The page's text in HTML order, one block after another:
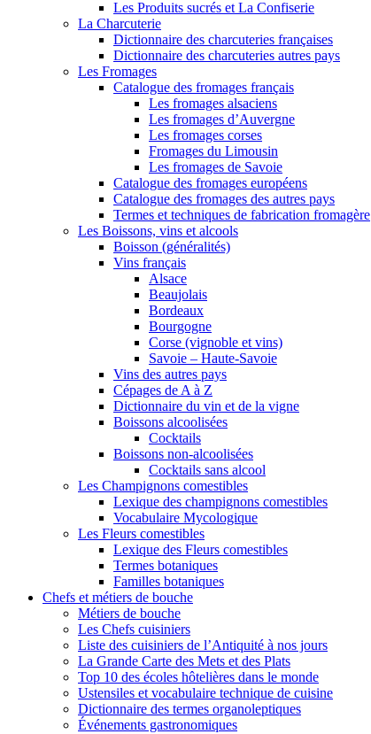
Les Produits sucrés et La Confiserie
La Charcuterie
Dictionnaire des charcuteries françaises
Dictionnaire des charcuteries autres pays
Les Fromages
Catalogue des fromages français
Les fromages alsaciens
Les fromages d’Auvergne
Les fromages corses
Fromages du Limousin
Les fromages de Savoie
Catalogue des fromages européens
Catalogue des fromages des autres pays
Termes et techniques de fabrication fromagère
Les Boissons, vins et alcools
Boisson (généralités)
Vins français
Alsace
Beaujolais
Bordeaux
Bourgogne
Corse (vignoble et vins)
Savoie – Haute-Savoie
Vins des autres pays
Cépages de A à Z
Dictionnaire du vin et de la vigne
Boissons alcoolisées
Cocktails
Boissons non-alcoolisées
Cocktails sans alcool
Les Champignons comestibles
Lexique des champignons comestibles
Vocabulaire Mycologique
Les Fleurs comestibles
Lexique des Fleurs comestibles
Termes botaniques
Familles botaniques
Chefs et métiers de bouche
Métiers de bouche
Les Chefs cuisiniers
Liste des cuisiniers de l’Antiquité à nos jours
La Grande Carte des Mets et des Plats
Top 10 des écoles hôtelières dans le monde
Ustensiles et vocabulaire technique de cuisine
Dictionnaire des termes organoleptiques
Événements gastronomiques